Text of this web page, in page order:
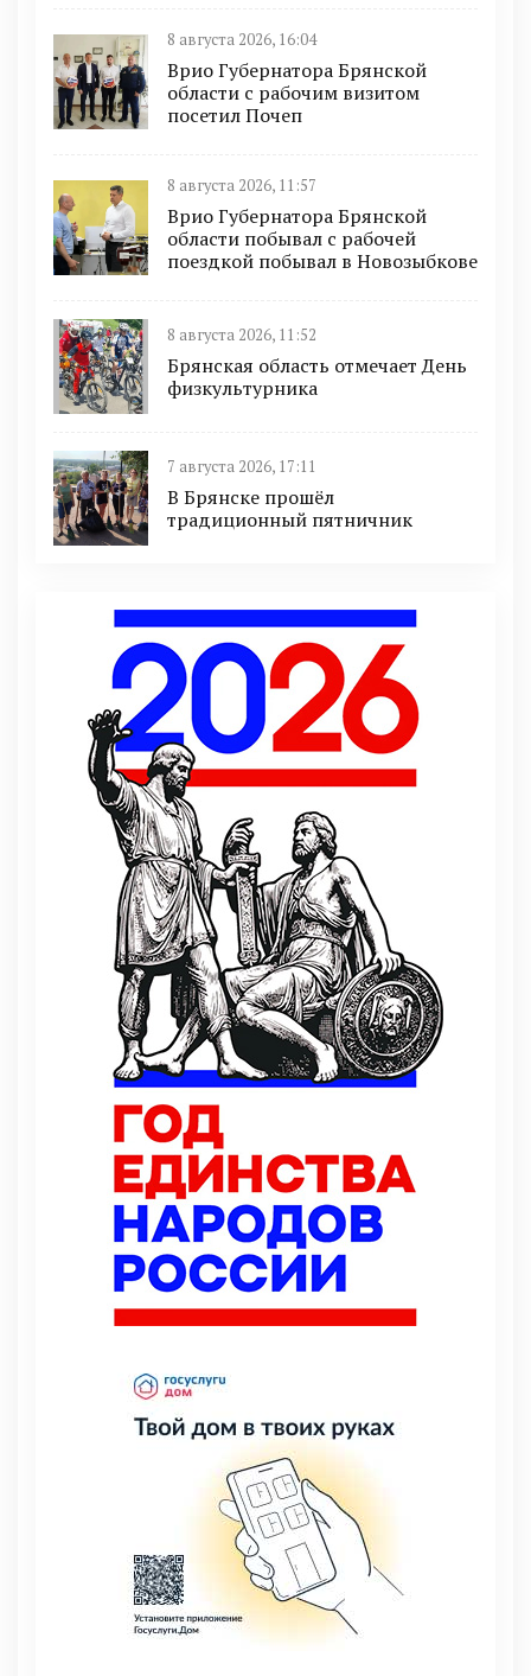
8 августа 2026, 16:04
Врио Губернатора Брянской
области с рабочим визитом
посетил Почеп
8 августа 2026, 11:57
Врио Губернатора Брянской
области побывал с рабочей
поездкой побывал в Новозыбкове
8 августа 2026, 11:52
Брянская область отмечает День
физкультурника
7 августа 2026, 17:11
В Брянске прошёл
традиционный пятничник